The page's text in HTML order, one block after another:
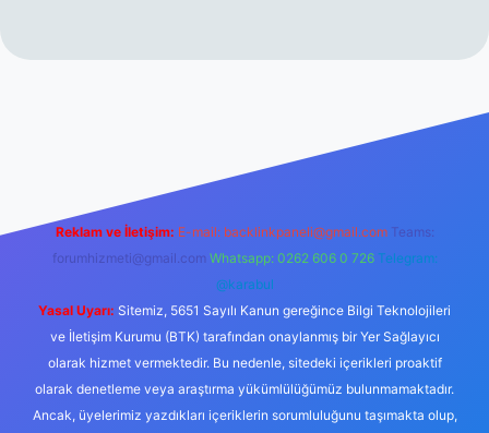
Reklam ve İletişim: E-mail: backlinkpaneli@gmail.com Teams:
forumhizmeti@gmail.com Whatsapp: 0262 606 0 726 Telegram:
@karabul
Yasal Uyarı: Sitemiz, 5651 Sayılı Kanun gereğince Bilgi Teknolojileri
ve İletişim Kurumu (BTK) tarafından onaylanmış bir Yer Sağlayıcı
olarak hizmet vermektedir. Bu nedenle, sitedeki içerikleri proaktif
olarak denetleme veya araştırma yükümlülüğümüz bulunmamaktadır.
Ancak, üyelerimiz yazdıkları içeriklerin sorumluluğunu taşımakta olup,